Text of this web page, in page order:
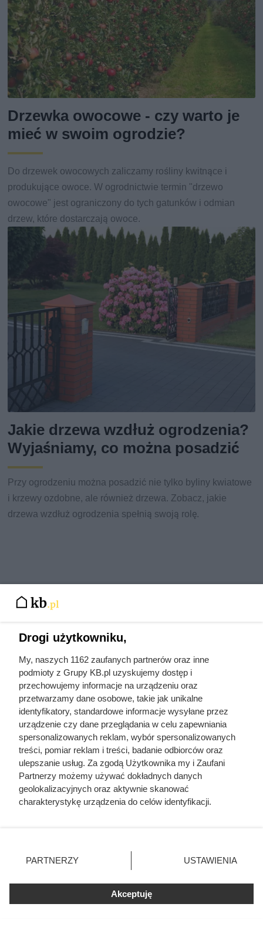
Drzewka owocowe - czy warto je
mieć w swoim ogrodzie?
Do drzewek owocowych zaliczamy rośliny kwitnące i
produkujące owoce. W ogrodnictwie termin "drzewo
owocowe" jest ograniczony do tych gatunków i odmian
drzew, które dostarczają owoce.
Jakie drzewa wzdłuż ogrodzenia?
Wyjaśniamy, co można posadzić
Przy ogrodzeniu można posadzić nie tylko byliny kwiatowe
i krzewy ozdobne, ale również drzewa. Zobacz, jakie
drzewa wzdłuż ogrodzenia spełnią swoją rolę.
Przygotowanie sadu pod
Drogi użytkowniku,
My, naszych 1162 zaufanych partnerów oraz inne
podmioty z Grupy KB.pl uzyskujemy dostęp i
przechowujemy informacje na urządzeniu oraz
przetwarzamy dane osobowe, takie jak unikalne
identyfikatory, standardowe informacje wysyłane przez
urządzenie czy dane przeglądania w celu zapewniania
spersonalizowanych reklam, wybór spersonalizowanych
treści, pomiar reklam i treści, badanie odbiorców oraz
ulepszanie usług. Za zgodą Użytkownika my i Zaufani
Partnerzy możemy używać dokładnych danych
geolokalizacyjnych oraz aktywnie skanować
charakterystykę urządzenia do celów identyfikacji.
zmienić/wycofać klikając przycisk ustawień prywatności
znajdujący się w lewym dolnym rogu strony. Niektóre
użytkownika, ale masz prawo sprzeciwić się takiemu
przetwarzaniu. Preferencje będą miały zastosowania tylko
PARTNERZY USTAWIENIA
Akceptuję